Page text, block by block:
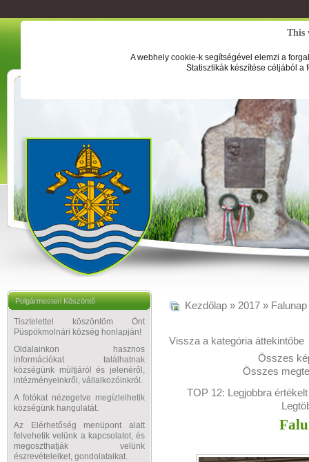
This
A webhely cookie-k segítségével elemzi a
Statisztikák készítése céljából a
Polgármesteri Köszöntő
Tisztelettel köszöntöm Önt
Püspökmolnári község honlapján!
Oldalainkon hasznos
információkat találhatnak
községünk múltjáról és jelenéről,
intézményeinkről, vállalkozóinkról.
A fotókat nézegetve megízlelhetik
községünk hangulatát.
Az Elérhetőség menüpont alatt
felvehetik velünk a kapcsolatot, és
megoszthatják velünk
észrevételeiket, gondolataikat.
Kezdőlap » 2017 »
Vissza a kategória áttekintőbe
Összes
Összes
TOP 12: Legjobbra értékelt